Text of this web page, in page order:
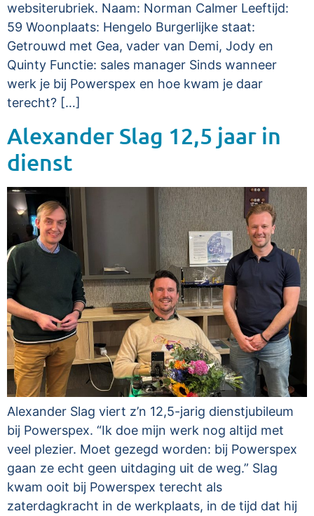
websiterubriek. Naam: Norman Calmer Leeftijd:
59 Woonplaats: Hengelo Burgerlijke staat:
Getrouwd met Gea, vader van Demi, Jody en
Quinty Functie: sales manager Sinds wanneer
werk je bij Powerspex en hoe kwam je daar
terecht? […]
Alexander Slag 12,5 jaar in
dienst
Alexander Slag viert z’n 12,5-jarig dienstjubileum
bij Powerspex. “Ik doe mijn werk nog altijd met
veel plezier. Moet gezegd worden: bij Powerspex
gaan ze echt geen uitdaging uit de weg.” Slag
kwam ooit bij Powerspex terecht als
zaterdagkracht in de werkplaats, in de tijd dat hij